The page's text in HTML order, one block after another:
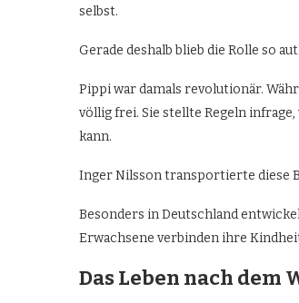
selbst.
Gerade deshalb blieb die Rolle so
Pippi war damals revolutionär.
völlig frei. Sie stellte Regeln
kann.
Inger Nilsson transportierte diese
Besonders in Deutschland
Erwachsene verbinden ihre
Das Leben nach dem